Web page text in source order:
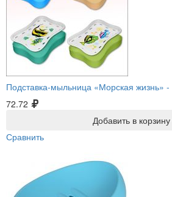
Подставка-мыльница «Морская жизнь» -
72.72
Добавить в корзину
Сравнить